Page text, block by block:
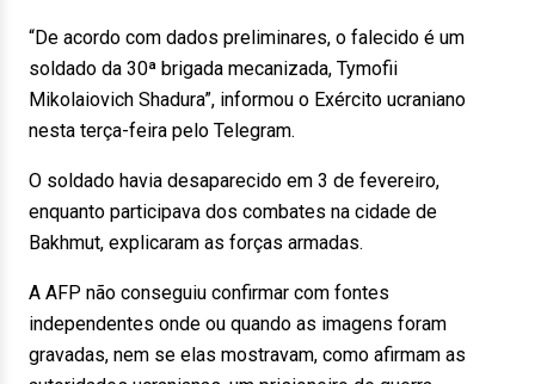
“De acordo com dados preliminares, o falecido é um
soldado da 30ª brigada mecanizada, Tymofii
Mikolaiovich Shadura”, informou o Exército ucraniano
nesta terça-feira pelo Telegram.
O soldado havia desaparecido em 3 de fevereiro,
enquanto participava dos combates na cidade de
Bakhmut, explicaram as forças armadas.
A AFP não conseguiu confirmar com fontes
independentes onde ou quando as imagens foram
gravadas, nem se elas mostravam, como afirmam as